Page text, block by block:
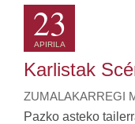
23
APIRILA
Karlistak
ZUMALAKARREGI
Pazko asteko